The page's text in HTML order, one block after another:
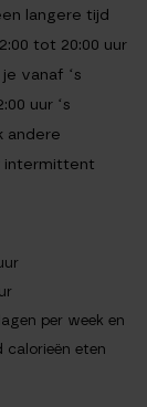
langere tijd
tot 20:00 uur
vanaf ‘s
uur ‘s
andere
intermittent
per week en
calorieën eten